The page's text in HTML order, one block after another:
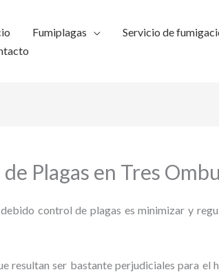
Fumiplagas Servicio de
Plagas en Tres
control de plagas es minimizar y
resultan ser bastante perjudiciales para